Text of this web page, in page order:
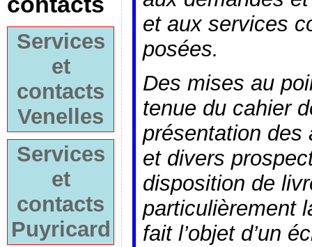
Services
et
contacts
Venelles
Services
et
contacts
Puyricard
et aux services
posées.
Des mises au
tenue du cahier
présentation des
et divers
disposition de
particulièrement
fait l’objet d’un